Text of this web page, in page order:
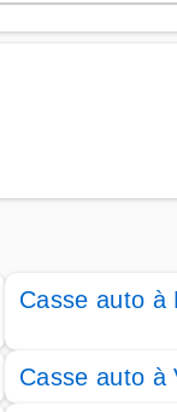
Casse auto à
Casse auto à